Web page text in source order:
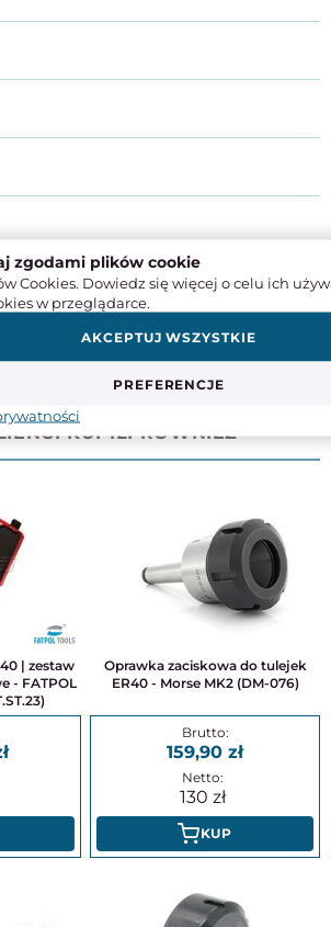
Skrawaniem Darmet sp. z o. o.
15-197 Białystok
PRODUKTU POLECAMY
KUPILI RÓWNIEŻ
- FATPOL
Oprawka zaciskowa do tulejek
ER40 - Morse MK2 (DM-076)
159,90
130
KUP
zgodami plików cookie
Cookies. Dowiedz się więcej o celu ich
w przeglądarce.
PREFERENCJE
AKCEPTUJ WSZYSTKIE